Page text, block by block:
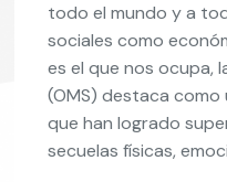
todo el mundo y a
sociales como
es el que nos ocupa,
(OMS) destaca
que han logrado
secuelas físicas,